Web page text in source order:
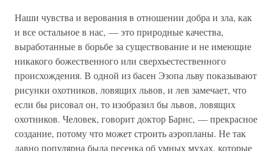
Наши чувства и верования в отношении добра и зла, как
и все остальное в нас, — это природные качества,
выработанные в борьбе за существование и не имеющие
никакого божественного или сверхъестественного
происхождения. В одной из басен Эзопа льву показывают
рисунки охотников, ловящих львов, и лев замечает, что
если бы рисовал он, то изобразил бы львов, ловящих
охотников. Человек, говорит доктор Барнс, — прекрасное
создание, потому что может строить аэропланы. Не так
давно популярна была песенка об умных мухах, которые